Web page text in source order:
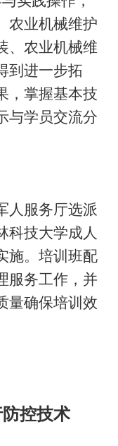
农业机械维护
、农业机械维
到进一步拓
，掌握基本技
与学员交流分
人服务厅选派
科技大学成人
施。培训班配
服务工作，并
量确保培训效
控技术